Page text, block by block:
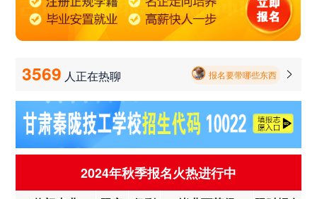
3569 人正在热聊
学校环境怎么样啊 视频上看上去还挺不 错的 有实地去看过的么
学校里面的漂亮女孩子多不多呀
报名要带哪些东西 
2024年秋季报名火热进行中
电子技术应用 50 43 技能证书+学历证书 立即预约
美容美发 50 43 技能证书+学历证书 立即预约
健康服务与管理 40 34 技能证书+学历证书 立即预约
护理 90 77 技能证书+学历证书 立即预约
化工工艺 30 26 技能证书+学历证书 立即预约
50 43 技能证书+学历证书